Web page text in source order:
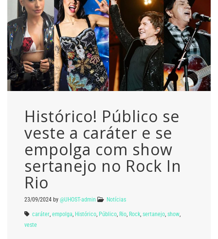
Histórico! Público se
veste a caráter e se
empolga com show
sertanejo no Rock In
Rio
23/09/2024 by @UHOST-admin Notícias
caráter empolga Histórico Público Rio Rock sertanejo show
veste